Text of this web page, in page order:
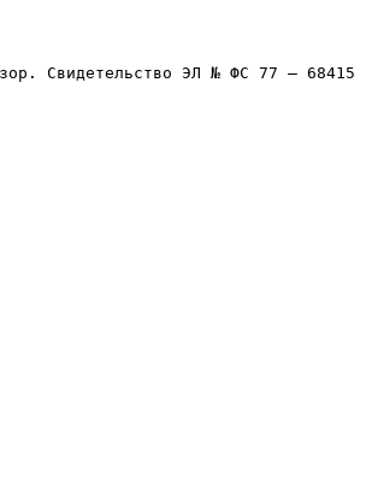
Свидетельство ЭЛ № ФС 77 – 68415